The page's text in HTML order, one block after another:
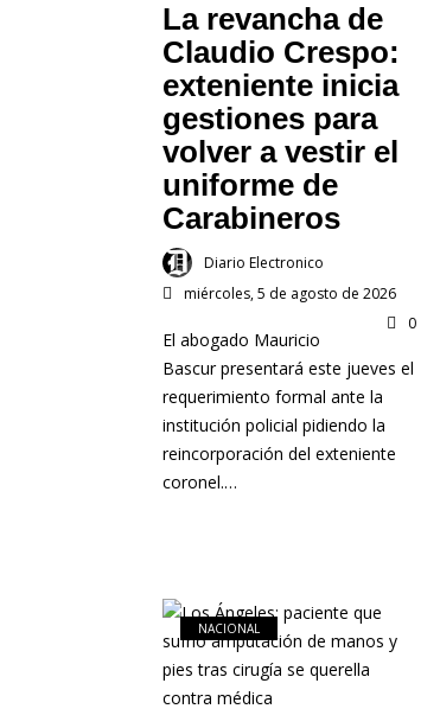
La revancha de
Claudio Crespo:
exteniente inicia
gestiones para
volver a vestir el
uniforme de
Carabineros
Diario Electronico
miércoles, 5 de agosto de 2026
0
El abogado Mauricio
Bascur presentará este jueves el
requerimiento formal ante la
institución policial pidiendo la
reincorporación del exteniente
coronel.…
NACIONAL